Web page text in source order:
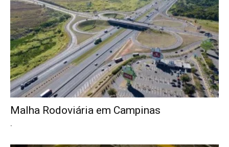
Malha Rodoviária em Campinas
.